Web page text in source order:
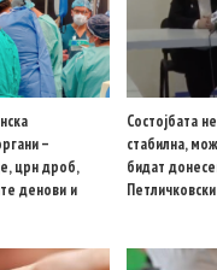
–
црн дроб,
денови и
Состојбата
стабилна,
бидат